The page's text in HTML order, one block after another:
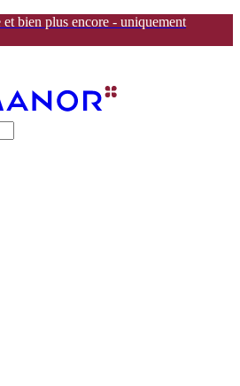
bien plus encore - uniquement